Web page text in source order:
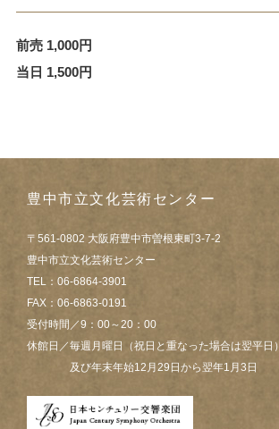
前売 1,000円
当日 1,500円
豊中市立文化芸術センター
〒561-0802 大阪府豊中市曽根東町3-7-2
豊中市立文化芸術センター
TEL：06-6864-3901
FAX：06-6863-0191
受付時間／9：00～20：00
休館日／毎週月曜日（祝日と重なった場合は翌平日）
及び年末年始12月29日から翌年1月3日